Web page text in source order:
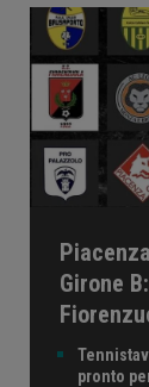
Girone
pronto